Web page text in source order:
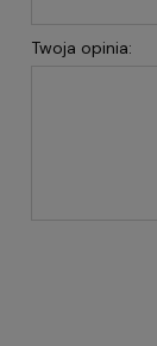
Twoja opinia: